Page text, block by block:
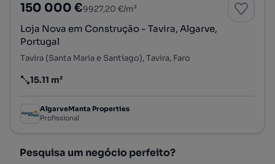
150 000 €9927,20 €/m²
Loja Nova em Construção - Tavira, Algarve,
Portugal
Tavira (Santa Maria e Santiago), Tavira, Faro
Preço por metro quadrado
15.11 m²
AlgarveManta Properties
Profissional
Pesquisa um negócio perfeito?